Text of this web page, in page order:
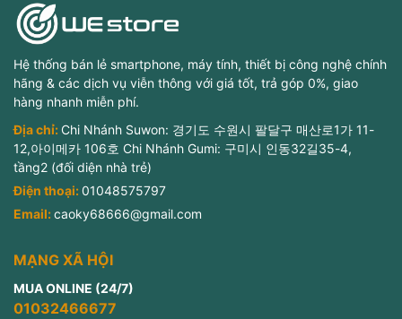
Hệ thống bán lẻ smartphone, máy tính, thiết bị công nghệ chính
hãng & các dịch vụ viễn thông với giá tốt, trả góp 0%, giao
hàng nhanh miễn phí.
Địa chỉ: Chi Nhánh Suwon: 경기도 수원시 팔달구 매산로1가 11-
12,아이메카 106호 Chi Nhánh Gumi: 구미시 인동32길35-4,
tầng2 (đối diện nhà trẻ)
Điện thoại:01048575797
Email:caoky68666@gmail.com
MẠNG XÃ HỘI
MUA ONLINE (24/7)
01032466677